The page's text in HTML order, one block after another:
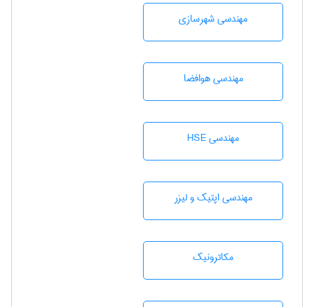
مهندسی شهرسازی
مهندسی هوافضا
مهندسی HSE
مهندسی اپتیک و لیزر
مکاترونیک